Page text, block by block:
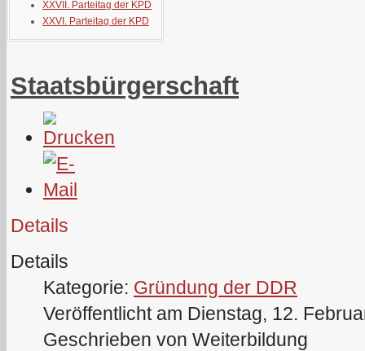
XXVII. Parteitag der KPD
XXVI. Parteitag der KPD
Staatsbürgerschaft
Details
Details
Kategorie: Gründung der DDR
Veröffentlicht am Dienstag, 12.
Geschrieben von Weiterbildung